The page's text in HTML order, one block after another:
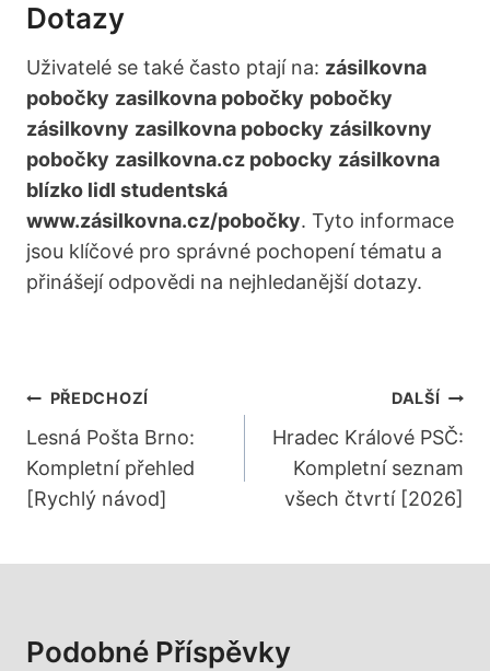
Dotazy
Uživatelé se také často ptají na: zásilkovna
pobočky zasilkovna pobočky pobočky
zásilkovny zasilkovna pobocky zásilkovny
pobočky zasilkovna.cz pobocky zásilkovna
blízko lidl studentská
www.zásilkovna.cz/pobočky. Tyto informace
jsou klíčové pro správné pochopení tématu a
přinášejí odpovědi na nejhledanější dotazy.
Navigace
Pro
Příspěvek
PŘEDCHOZÍ
Lesná Pošta Brno:
Kompletní přehled
[Rychlý návod]
DALŠÍ
Hradec Králové PSČ:
Kompletní seznam
všech čtvrtí [2026]
Podobné Příspěvky